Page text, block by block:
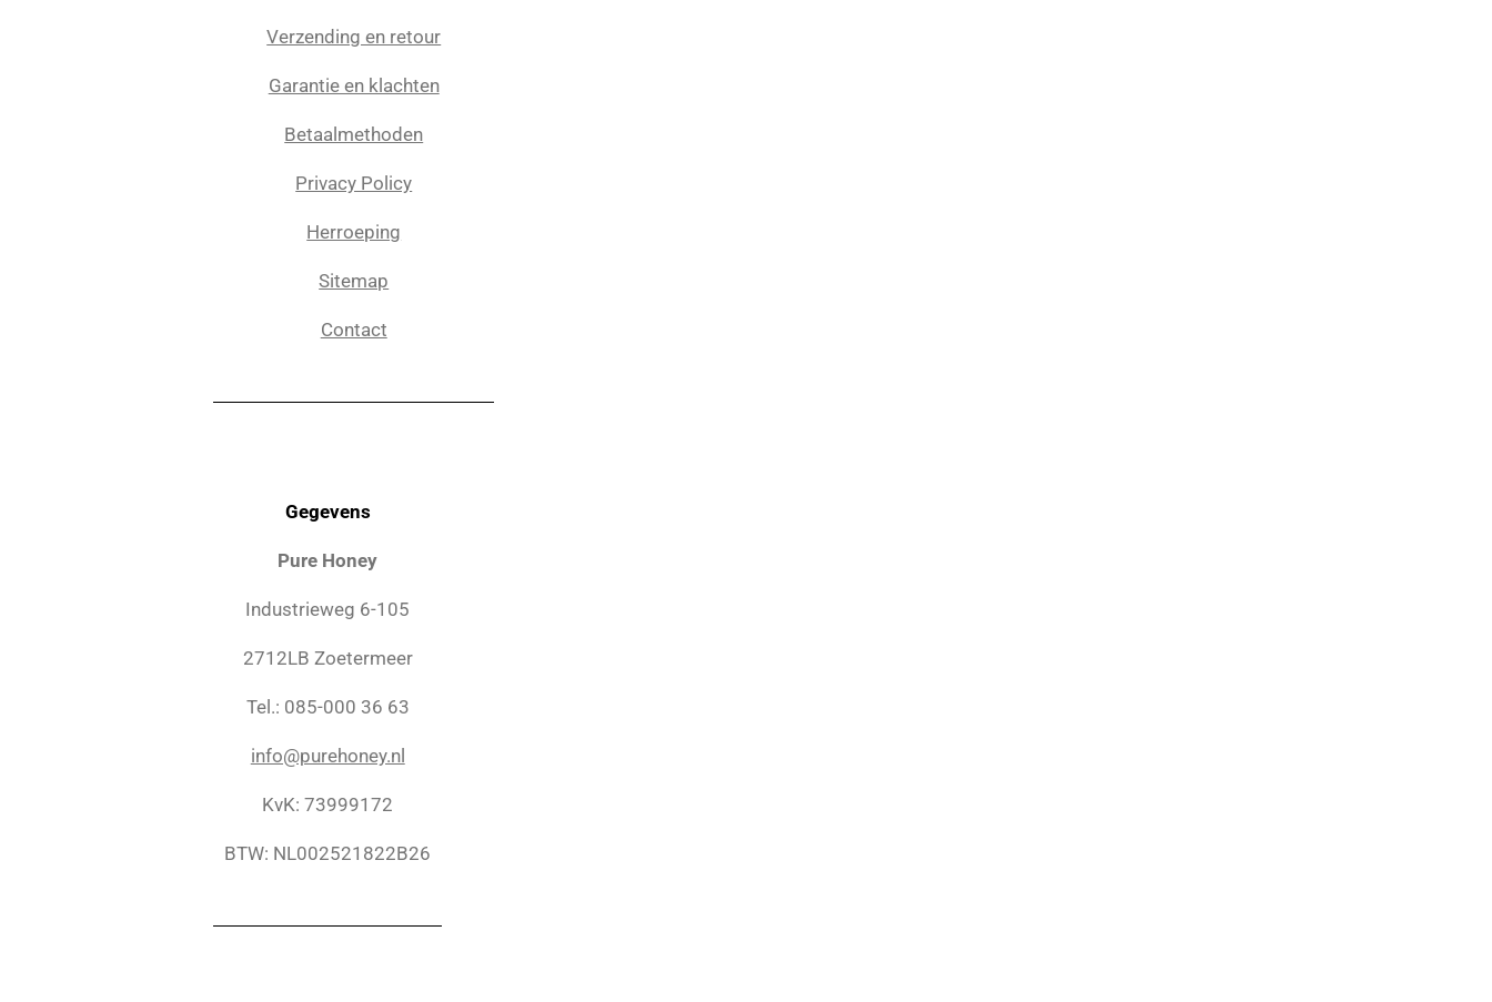
Verzending en retour
Garantie en klachten
Betaalmethoden
Privacy Policy
Herroeping
Sitemap
Contact
Gegevens
Pure Honey
Industrieweg 6-105
2712LB Zoetermeer
Tel.: 085-000 36 63
info@purehoney.nl
KvK: 73999172
BTW: NL002521822B26